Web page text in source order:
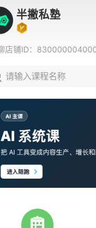
半撇私塾
店铺ID：
请输入课程名称